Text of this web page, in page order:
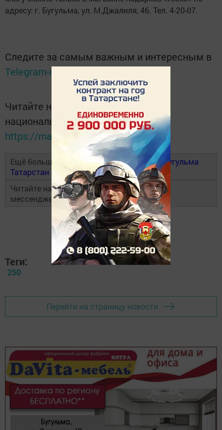
адресу: г. Бугульма, ул. М.Джалиля, 46. Тел. 4-20-07.
Следите за самым важным и интересным в
Telegram-канале
Читайте новости Татарстана в
национальном мессенджере MАХ:
https://max.ru/tatmedia
Ещё больше новостей в Telegram-каналеБугульма
Татарстан
Читайте наши новости в национальном
мессенджереMAXи в«Дзен»
Теги:
250
Перейти на страницу новости